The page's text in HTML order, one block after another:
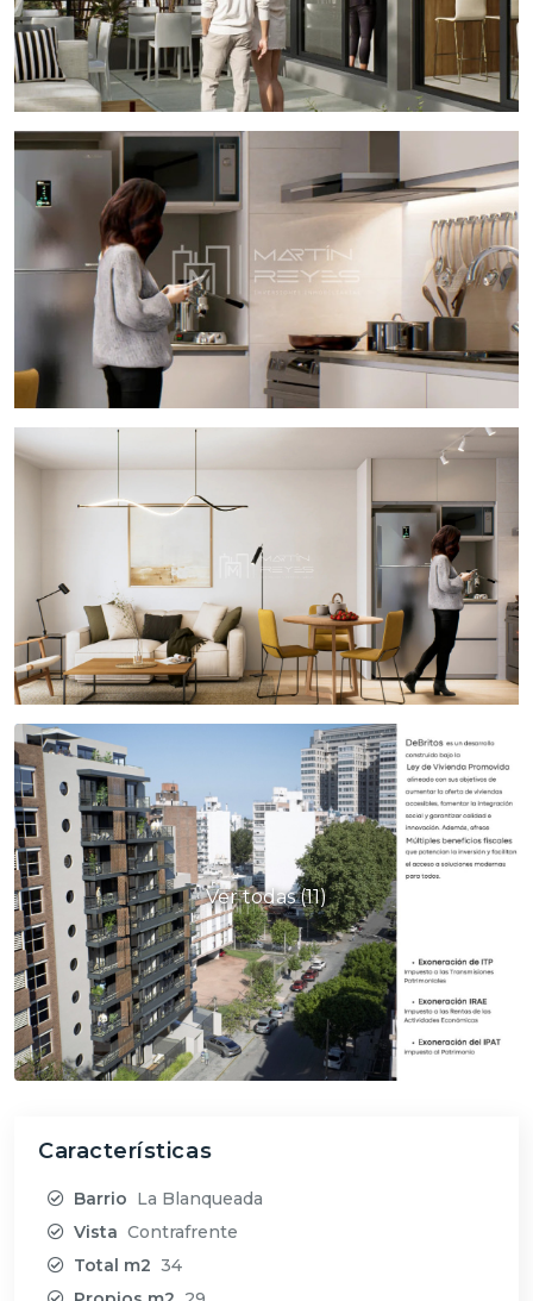
Ver todas (11)
Características
Barrio La Blanqueada
Vista Contrafrente
Total m2 34